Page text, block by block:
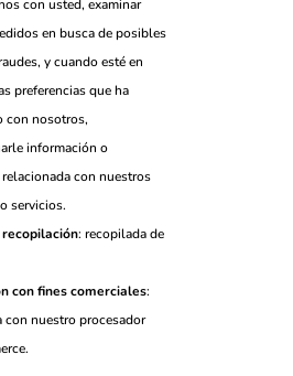
con usted, examinar
en busca de posibles
y cuando esté en
preferencias que ha
con nosotros,
información o
con nuestros
servicios.
: recopilada de
con fines comerciales:
con nuestro procesador